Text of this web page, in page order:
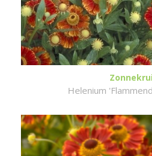
Helenium